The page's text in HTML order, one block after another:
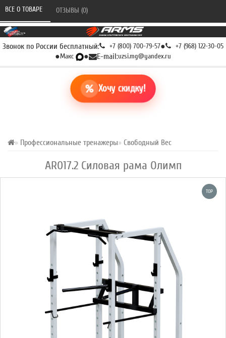
Звонок по России бесплатный: +7 (800) 700-79-57● +7 (968) 122-30-05
●Макс ● E-mail:uzsi.mg@yandex.ru
Хочу скидку!
Профессиональные тренажеры Свободный Вес
AR017.2 Силовая рама Олимп
ВСЕ О ТОВАРЕ ОТЗЫВЫ (0)
TOP